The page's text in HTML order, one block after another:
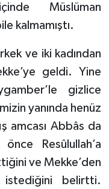
Müslüman
kalmamıştı.
ve iki kadından
geldi. Yine
gizlice
yanında henüz
amcası Abbâs da
Resûlullah’a
ve Mekke’den
istediğini belirtti.